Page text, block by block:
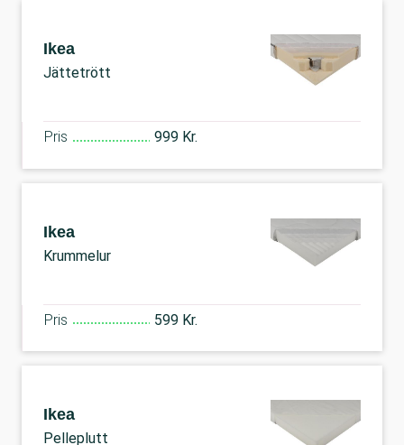
Ikea
Jättetrött
Pris 999 Kr.
Ikea
Krummelur
Pris 599 Kr.
Ikea
Pelleplutt